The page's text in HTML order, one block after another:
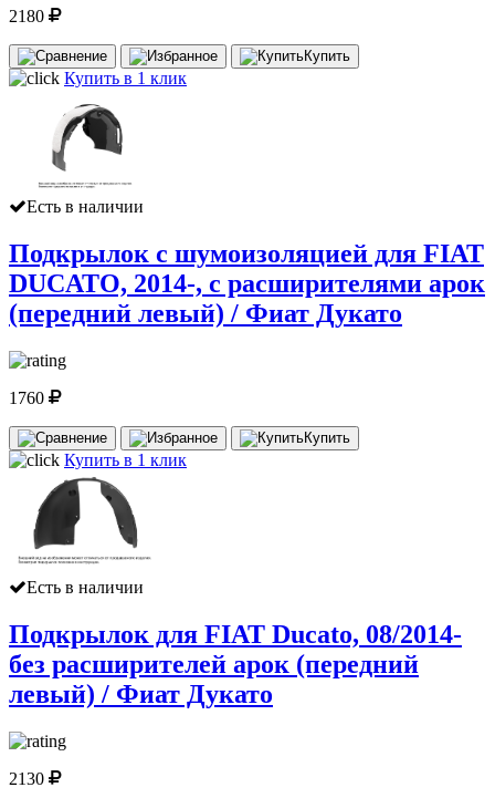
2180
Купить
Купить в 1 клик
Есть в наличии
Подкрылок с шумоизоляцией для FIAT
DUCATO, 2014-, с расширителями арок
(передний левый) / Фиат Дукато
1760
Купить
Купить в 1 клик
Есть в наличии
Подкрылок для FIAT Ducato, 08/2014-
без расширителей арок (передний
левый) / Фиат Дукато
2130